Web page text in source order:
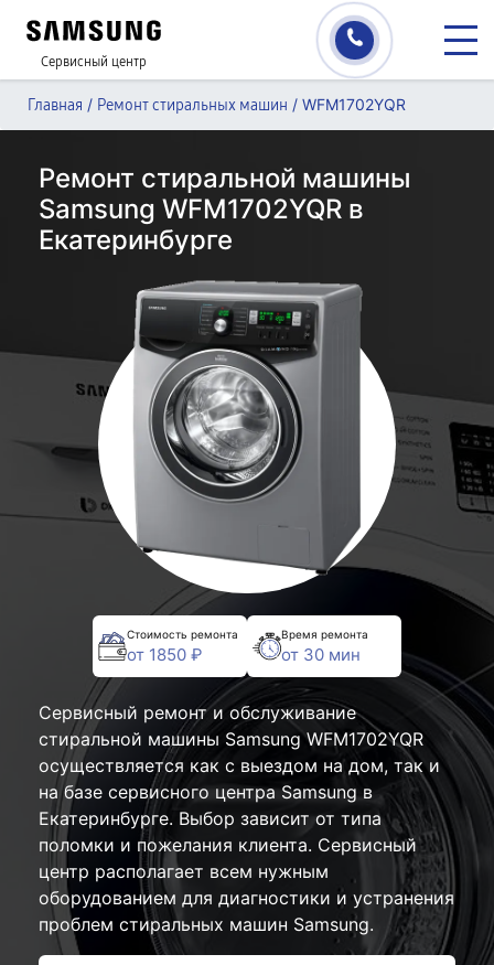
Сервисный центр
Главная / Ремонт стиральных машин / WFM1702YQR
Ремонт стиральной машины
Samsung WFM1702YQR в
Екатеринбурге
Стоимость ремонта
от 1850 ₽
Время ремонта
от 30 мин
Сервисный ремонт и обслуживание
стиральной машины Samsung WFM1702YQR
осуществляется как с выездом на дом, так и
на базе сервисного центра Samsung в
Екатеринбурге. Выбор зависит от типа
поломки и пожелания клиента. Сервисный
центр располагает всем нужным
оборудованием для диагностики и устранения
проблем стиральных машин Samsung.